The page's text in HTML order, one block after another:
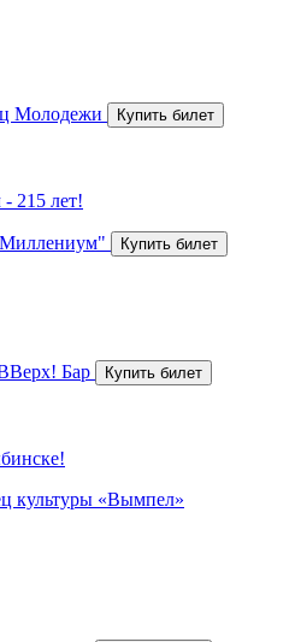
Молодежи
215 лет!
Бар
культуры «Вымпел»